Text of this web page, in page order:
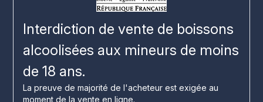
Interdiction de vente de boissons
alcoolisées aux mineurs de moins
de 18 ans.
La preuve de majorité de l'acheteur est exigée au
moment de la vente en ligne.